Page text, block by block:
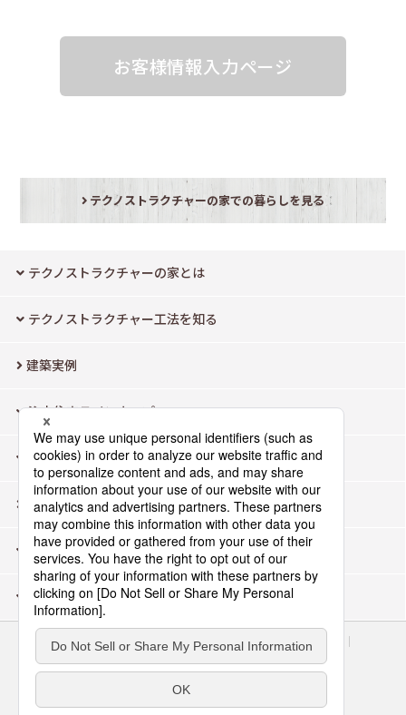
お客様情報入力ページ
テクノストラクチャーの家での暮らしを見る
テクノストラクチャーの家とは
テクノストラクチャー工法を知る
建築実例
注文住宅ラインナップ
モデルハウス検索
よくあるご質問
企業情報
お問い合わせ・資料請求
サイトのご利用にあたって
ウェブアクセシビリティ方針
個人情報保護方針
会員店専用ページ
Area/Country
パナソニック アーキスケルトンデザイン株式会社